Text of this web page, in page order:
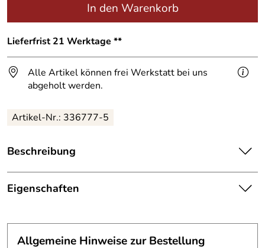
In den Warenkorb
Lieferfrist 21 Werktage **
Alle Artikel können frei Werkstatt bei uns
abgeholt werden.
Artikel-Nr.: 336777-5
Beschreibung
Hinterleuchtete Aluminium-Hausnummer4 – modern,
hochwertig, unverwechselbar
präzise Verarbeitung mit zeitgemäßem Design. Die klare
Typografie der Helvetica-Schrift sorgt für eine sachliche
Eigenschaften
Material:
Aluminium, T 5mm
Allgemeine Hinweise zur Bestellung